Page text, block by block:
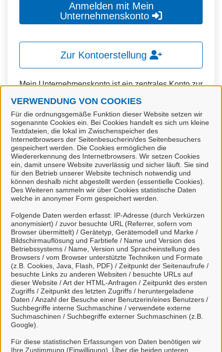
VERWENDUNG VON COOKIES
Für die ordnungsgemäße Funktion dieser Website setzen wir
sogenannte Cookies ein. Bei Cookies handelt es sich um kleine
Textdateien, die lokal im Zwischenspeicher des
Internetbrowsers der Seitenbesucherin/des Seitenbesuchers
gespeichert werden. Die Cookies ermöglichen die
Wiedererkennung des Internetbrowsers. Wir setzen Cookies
ein, damit unsere Website zuverlässig und sicher läuft. Sie sind
für den Betrieb unserer Website technisch notwendig und
können deshalb nicht abgestellt werden (essentielle Cookies).
Des Weiteren sammeln wir über Cookies statistische Daten
welche in anonymer Form gespeichert werden.
Folgende Daten werden erfasst: IP-Adresse (durch Verkürzen
anonymisiert) / zuvor besuchte URL (Referrer, sofern vom
Browser übermittelt) / Gerätetyp, Gerätemodell und Marke /
Bildschirmauflösung und Farbtiefe / Name und Version des
Betriebssystems / Name, Version und Spracheinstellung des
Browsers / vom Browser unterstützte Techniken und Formate
(z.B. Cookies, Java, Flash, PDF) / Zeitpunkt der Seitenaufrufe /
besuchte Links zu anderen Websiten / besuchte URLs auf
dieser Website / Art der HTML-Anfragen / Zeitpunkt des ersten
Zugriffs / Zeitpunkt des letzten Zugriffs / heruntergeladene
Daten / Anzahl der Besuche einer Benutzerin/eines Benutzers /
Suchbegriffe interne Suchmaschine / verwendete externe
Suchmaschinen / Suchbegriffe externer Suchmaschinen (z.B.
Google).
Für diese statistischen Erfassungen von Daten benötigen wir
Ihre Zustimmung (Einwilligung). Über die beiden unteren
Anmelden mit Mein
Unternehmenskonto
Zur Kontoerstellung
Mein Unternehmenskonto ist ein zentrales Konto zur
Juristische Personen,
Vereinigungen, denen ein Recht zustehen
kann
natürliche Personen, die beruflich oder
gewerblich tätig sind.
Eine Nutzung ist aber auch durch Behörden im
Sinne von § 1 Abs. 4 Verwaltungsverfahrensgesetz
Mit einem Klick auf "Anmelden mit Mein
Unternehmenskonto" haben Sie die
Datenschutzbestimmungenzur Kenntnis
genommen und willigen der Übermittlung ihrer
Daten aus Mein Unternehmenskonto an das
Serviceportal Stadt Celle ein.
So funktioniert´s: